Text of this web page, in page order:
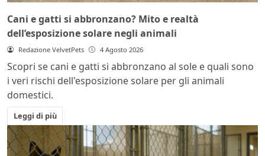
Cani e gatti si abbronzano? Mito e realtà
dell’esposizione solare negli animali
Redazione VelvetPets 4 Agosto 2026
Scopri se cani e gatti si abbronzano al sole e quali sono
i veri rischi dell'esposizione solare per gli animali
domestici.
Leggi di più